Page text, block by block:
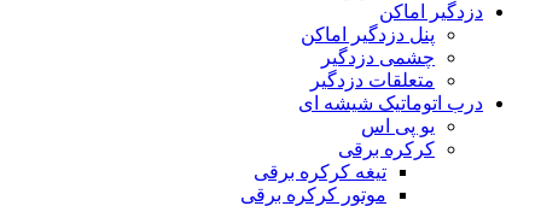
دزدگیر اماکن
پنل دزدگیر اماکن
چشمی دزدگیر
متعلقات دزدگیر
درب اتوماتیک شیشه ای
یو پی اس
کرکره برقی
تیغه کرکره برقی
موتور کرکره برقی